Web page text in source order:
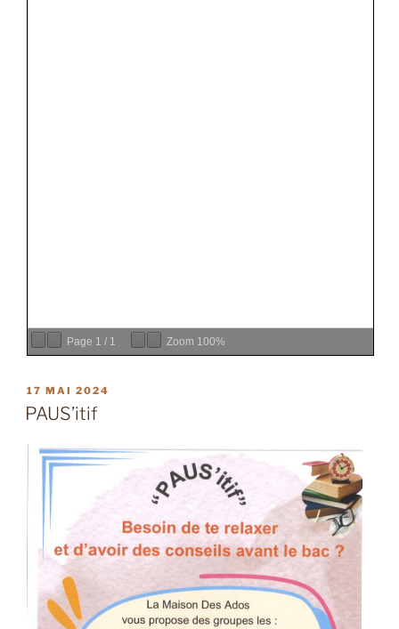
Page 1 / 1 Zoom 100%
PUBLIÉ
LE
17 MAI 2024
PAUS’itif